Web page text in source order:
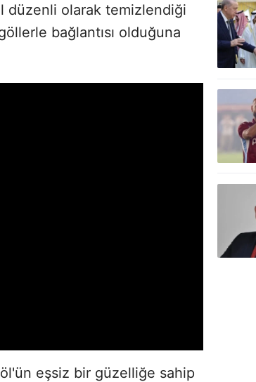
düzenli olarak temizlendiği
bağlantısı olduğuna
eşsiz bir güzelliğe sahip